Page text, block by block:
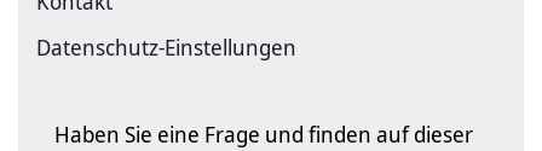
Datenschutz-Einstellungen
Haben Sie eine Frage und finden auf dieser